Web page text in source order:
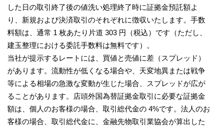
した日の取引終了後の値洗い処理終了時に証拠金預託額よ
り、新規および決済取引のそれぞれに徴収いたします。手数
料額は、通常 1 枚あたり片道 303 円（税込）です（ただし、
建玉整理における委託手数料は無料です）。
当社が提示するレートには、買値と売値に差（スプレッド）
があります。流動性が低くなる場合や、天変地異または戦争
等による相場の急激な変動が生じた場合、スプレッドが広が
ることがあります。店頭外国為替証拠金取引に必要な証拠金
額は、個人のお客様の場合、取引総代金の 4%です。法人のお
客様の場合、取引総代金に、金融先物取引業協会が算出した